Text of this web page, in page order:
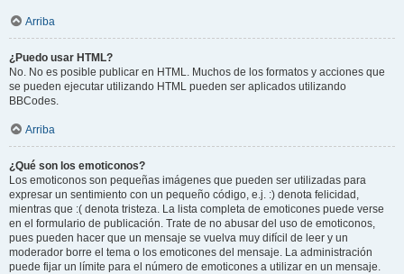
Arriba
¿Puedo usar HTML?
No. No es posible publicar en HTML. Muchos de los formatos y acciones que
se pueden ejecutar utilizando HTML pueden ser aplicados utilizando
BBCodes.
Arriba
¿Qué son los emoticonos?
Los emoticonos son pequeñas imágenes que pueden ser utilizadas para
expresar un sentimiento con un pequeño código, e.j. :) denota felicidad,
mientras que :( denota tristeza. La lista completa de emoticones puede verse
en el formulario de publicación. Trate de no abusar del uso de emoticonos,
pues pueden hacer que un mensaje se vuelva muy difícil de leer y un
moderador borre el tema o los emoticones del mensaje. La administración
puede fijar un límite para el número de emoticones a utilizar en un mensaje.